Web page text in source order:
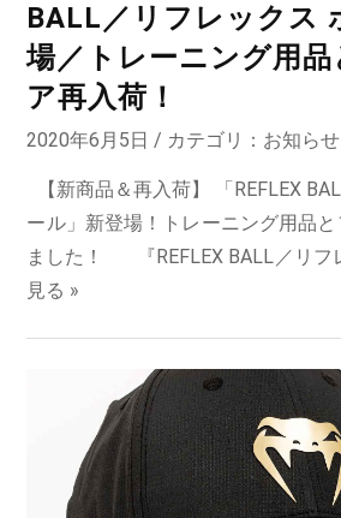
BALL／リフレックス
場／トレーニング用
ア再入荷！
2020年6月5日 / カテゴリ： お知らせ
【新商品＆再入荷】 「REFLEX
ール」新登場！トレーニング用品
ました！ 『REFLEX BALL／リフ
見る »